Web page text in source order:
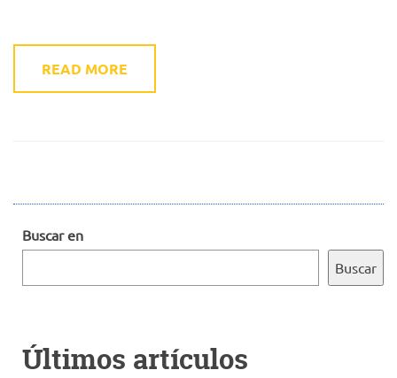
READ MORE
Buscar en
Buscar
Últimos artículos